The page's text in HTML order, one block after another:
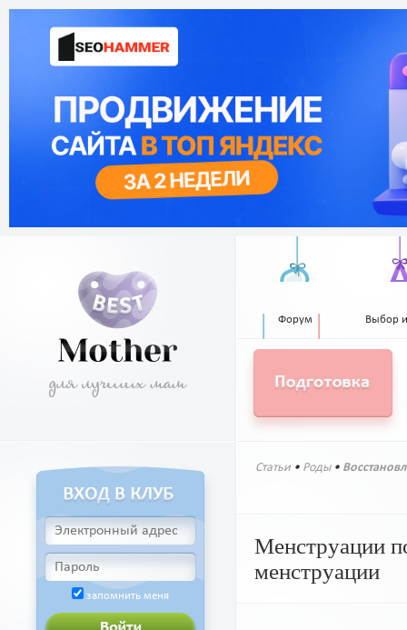
запомнить меня
Форум Выбор
Статьи • Роды•
Менструации
менструации